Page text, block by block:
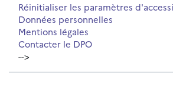
Réinitialiser les paramètres
Données personnelles
Mentions légales
Contacter le DPO
-->